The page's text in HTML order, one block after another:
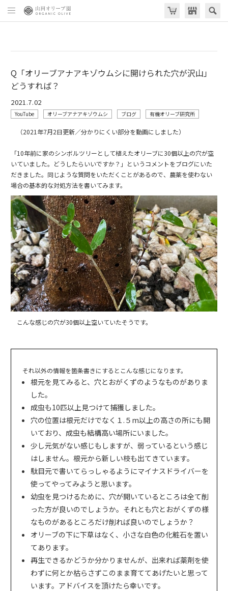
Q「オリーブアナアキゾウムシに開けられた穴が沢山」
どうすれば？
2021.7.02
YouTube オリーブアナアキゾウムシ ブログ 有機オリーブ研究所
（2021年7月2日更新／分かりにくい部分を動画にしました）
「10年前に家のシンボルツリーとして植えたオリーブに30個以上の穴が空
いていました。どうしたらいいですか？」というコメントをブログにいた
だきました。同じような質問をいただくことがあるので、農薬を使わない
場合の基本的な対処方法を書いてみます。
こんな感じの穴が30個以上空いていたそうです。
それ以外の情報を箇条書きにするとこんな感じになります。
根元を見てみると、穴とおがくずのようなものがありま
した。
成虫も10匹以上見つけて捕獲しました。
穴の位置は根元だけでなく１.５m以上の高さの所にも開
いており、成虫も結構高い場所にいました。
少し元気がない感じもしますが、弱っているという感じ
はしません。根元から新しい枝も出てきています。
駄目元で書いてらっしゃるようにマイナスドライバーを
使ってやってみようと思います。
幼虫を見つけるために、穴が開いているところは全て削
った方が良いのでしょうか。それとも穴とおがくずの様
なものがあるところだけ削れば良いのでしょうか？
オリーブの下に下草はなく、小さな白色の化粧石を置い
てあります。
再生できるかどうか分かりませんが、出来れば薬剤を使
わずに何とか枯らさずこのまま育ててあげたいと思って
います。アドバイスを頂けたら幸いです。